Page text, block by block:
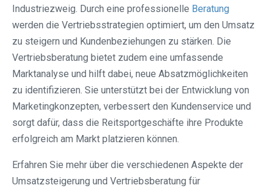
Industriezweig. Durch eine professionelle Beratung
werden die Vertriebsstrategien optimiert, um den Umsatz
zu steigern und Kundenbeziehungen zu stärken. Die
Vertriebsberatung bietet zudem eine umfassende
Marktanalyse und hilft dabei, neue Absatzmöglichkeiten
zu identifizieren. Sie unterstützt bei der Entwicklung von
Marketingkonzepten, verbessert den Kundenservice und
sorgt dafür, dass die Reitsportgeschäfte ihre Produkte
erfolgreich am Markt platzieren können.
Erfahren Sie mehr über die verschiedenen Aspekte der
Umsatzsteigerung und Vertriebsberatung für